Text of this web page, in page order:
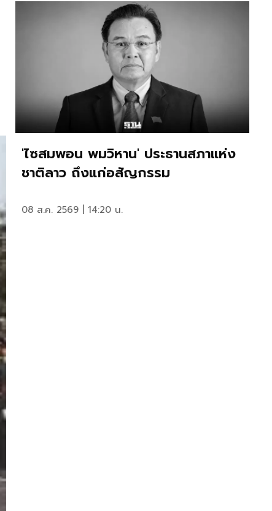
'ไซสมพอน พมวิหาน' ประธานสภาแห่ง
ชาติลาว ถึงแก่อสัญกรรม
08 ส.ค. 2569 | 14:20 น.